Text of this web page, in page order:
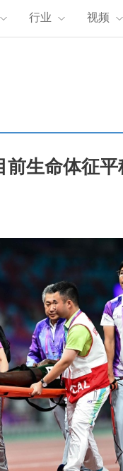
行业 视频
前生命体征平